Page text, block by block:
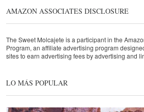
AMAZON ASSOCIATES DISCLOSURE
The Sweet Molcajete is a participant in the
Program, an affiliate advertising program
sites to earn advertising fees by advertising and
LO MÁS POPULAR